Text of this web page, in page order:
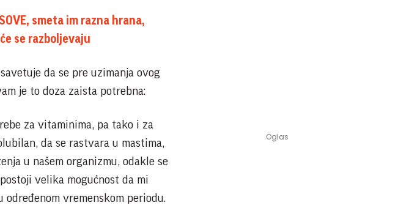
smeta im razna hrana,
se razboljevaju
da se pre uzimanja ovog
je to doza zaista potrebna:
za vitaminima, pa tako i za
da se rastvara u mastima,
u našem organizmu, odakle se
velika mogućnost da mi
vremenskom periodu.